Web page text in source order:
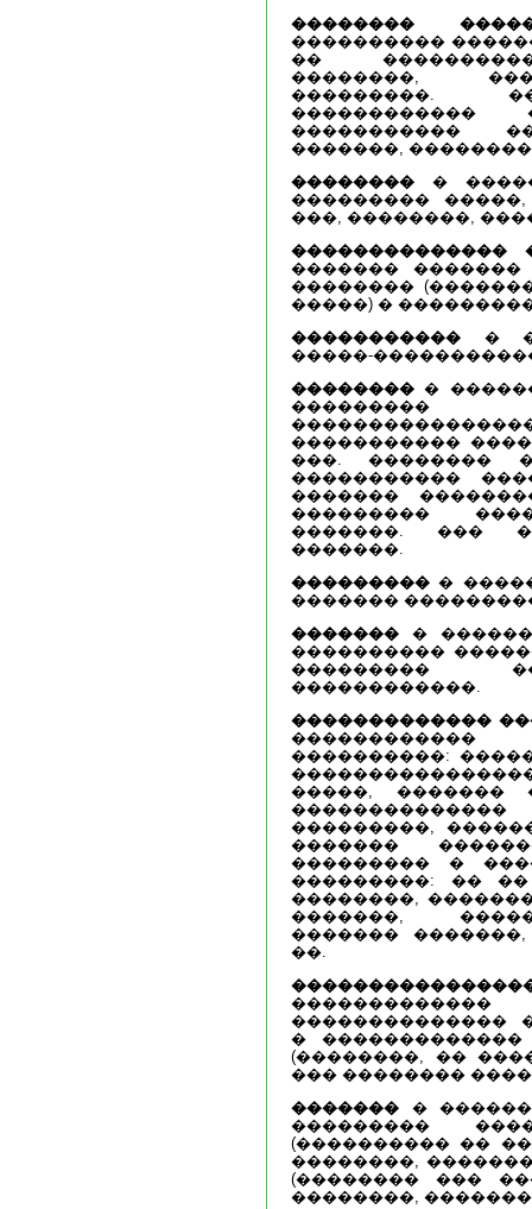
��������
����������
��
��������,
���������.
������������
�����������
�������,
�������� �
���������
���, ��������,
��������������
������� �������
��������
�����) �
����������� �
�����-
�������� �
���������
�����������
���. �������� �
�����������
�������
���������
�������. ���
�������.
��������� �
�������
������� �
����������
���������
������������.
�������������
����������:
�����, �������
���������,
�������
��������� �
���������: ��
��������,
�������,
�������
��.
��������������
�
(��������, ��
��� ��������
������� �
���������
(���������� ��
��������,
(�������� ���
��������,